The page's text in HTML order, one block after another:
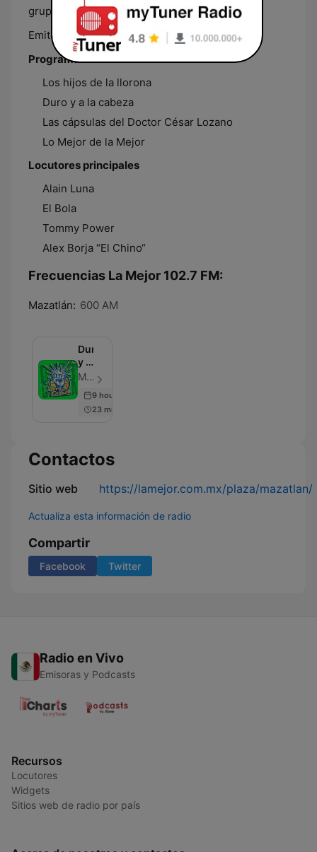
grupera a su alcance.
Emite desde Mazatlán (Sinaloa).
Programas destacados
Los hijos de la llorona
Duro y a la cabeza
Las cápsulas del Doctor César Lozano
Lo Mejor de la Mejor
Locutores principales
Alain Luna
El Bola
Tommy Power
Alex Borja “El Chino“
Frecuencias La Mejor 102.7 FM:
Mazatlán: 600 AM
Duro
y a
la
cabeza
MVS Radio - Episodio 2359
9 hours ago
23 min
Contactos
Sitio web https://lamejor.com.mx/plaza/mazatlan/
Actualiza esta información de radio
Compartir
Facebook Twitter
Radio en Vivo
Emisoras y Podcasts
Recursos
Locutores
Widgets
Sitios web de radio por país